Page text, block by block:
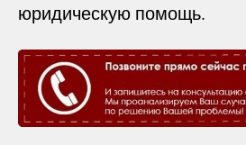
юридическую помощь.